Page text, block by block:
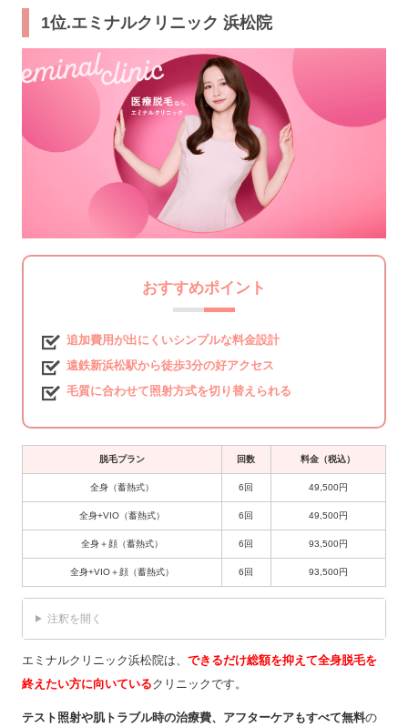
1位.エミナルクリニック 浜松院
おすすめポイント
追加費用が出にくいシンプルな料金設計
遠鉄新浜松駅から徒歩3分の好アクセス
毛質に合わせて照射方式を切り替えられる
脱毛プラン 回数 料金（税込）
全身（蓄熱式） 6回 49,500円
全身+VIO（蓄熱式） 6回 49,500円
全身＋顔（蓄熱式） 6回 93,500円
全身+VIO＋顔（蓄熱式） 6回 93,500円
注釈を開く
エミナルクリニック浜松院は、 できるだけ総額を抑えて全身脱毛を
終えたい方に向いているクリニックです。
テスト照射や肌トラブル時の治療費、アフターケアもすべて無料の